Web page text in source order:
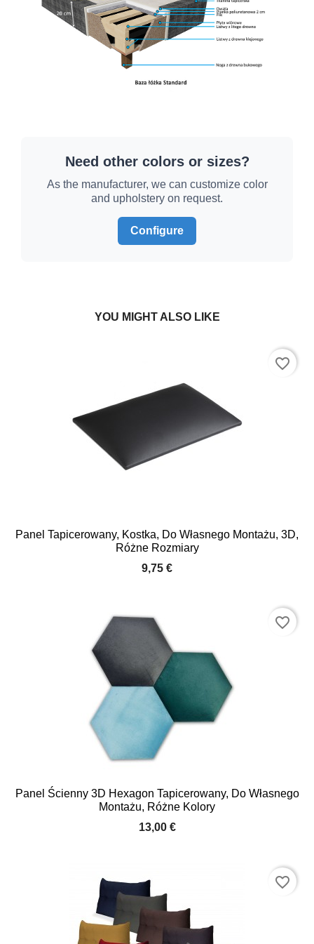
Need other colors or sizes?
As the manufacturer, we can customize color
and upholstery on request.
Configure
YOU MIGHT ALSO LIKE
Panel Tapicerowany, Kostka, Do Własnego Montażu, 3D,
Różne Rozmiary
9,75 €
favorite_border
Panel Ścienny 3D Hexagon Tapicerowany, Do Własnego
Montażu, Różne Kolory
13,00 €
favorite_border
favorite_border